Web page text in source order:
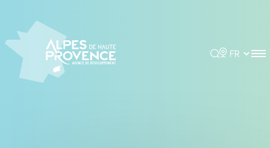
Rechercher
Choisir la